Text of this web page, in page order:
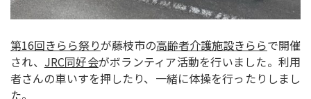
第16回きらら祭りが藤枝市の高齢者介護施設きららで開催
され、 JRC同好会がボランティア活動を行いました。利用
者さんの車いすを押したり、一緒に体操を行ったりしまし
た。